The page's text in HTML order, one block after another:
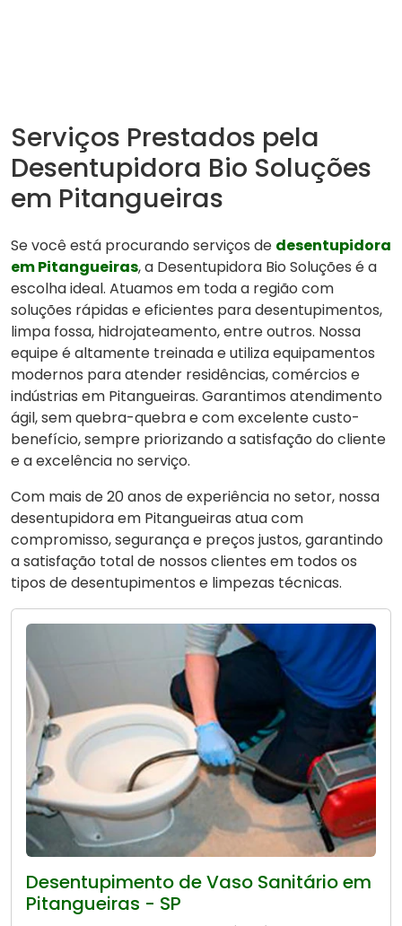
Serviços Prestados pela
Desentupidora Bio Soluções
em Pitangueiras
Se você está procurando serviços de desentupidora
em Pitangueiras, a Desentupidora Bio Soluções é a
escolha ideal. Atuamos em toda a região com
soluções rápidas e eficientes para desentupimentos,
limpa fossa, hidrojateamento, entre outros. Nossa
equipe é altamente treinada e utiliza equipamentos
modernos para atender residências, comércios e
indústrias em Pitangueiras. Garantimos atendimento
ágil, sem quebra-quebra e com excelente custo-
benefício, sempre priorizando a satisfação do cliente
e a excelência no serviço.
Com mais de 20 anos de experiência no setor, nossa
desentupidora em Pitangueiras atua com
compromisso, segurança e preços justos, garantindo
a satisfação total de nossos clientes em todos os
tipos de desentupimentos e limpezas técnicas.
Desentupimento de Vaso Sanitário em
Pitangueiras - SP